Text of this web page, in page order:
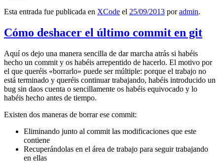
Esta entrada fue publicada en XCode el 25/09/2013 poradmin.
Cómo deshacer el último commit en git
Aquí os dejo una manera sencilla de dar marcha atrás si habéis
hecho un commit y os habéis arrepentido de hacerlo. El motivo por
el que queréis «borrarlo» puede ser múltiple: porque el trabajo no
está terminado y queréis continuar trabajando, habéis introducido un
bug sin daos cuenta o sencillamente os habéis equivocado y lo
habéis hecho antes de tiempo.
Existen dos maneras de borrar ese commit:
Eliminando junto al commit las modificaciones que este
contiene
Recuperándolas en el área de trabajo para seguir trabajando
en ellas